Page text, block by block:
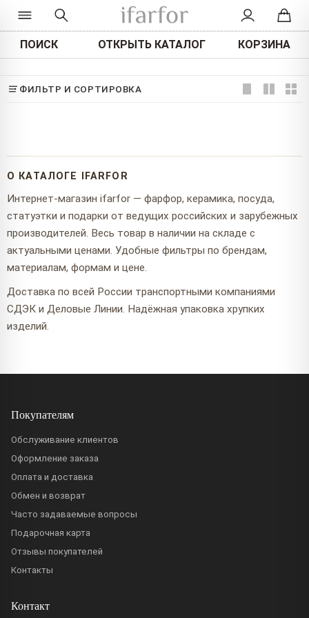
ПОИСК ОТКРЫТЬ КАТАЛОГ КОРЗИНА
ФИЛЬТР И СОРТИРОВКА
О КАТАЛОГЕ IFARFOR
Интернет-магазин ifarfor — фарфор, керамика, посуда,
статуэтки и подарки от ведущих российских и зарубежных
производителей. Весь товар в наличии на складе с
актуальными ценами. Удобные фильтры по брендам,
материалам, формам и цене.
Доставка по всей России транспортными компаниями
СДЭК и Деловые Линии. Надёжная упаковка хрупких
изделий.
Покупателям
Обслуживание клиентов
Оформление заказа
Оплата и доставка
Обмен и возврат
Часто задаваемые вопросы
Подарочная карта
Отзывы покупателей
Контакты
Контакт